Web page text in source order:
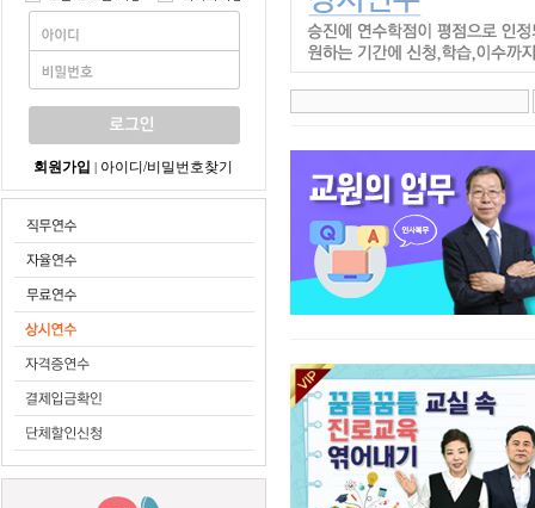
회원가입 아이디/비밀번호찾기